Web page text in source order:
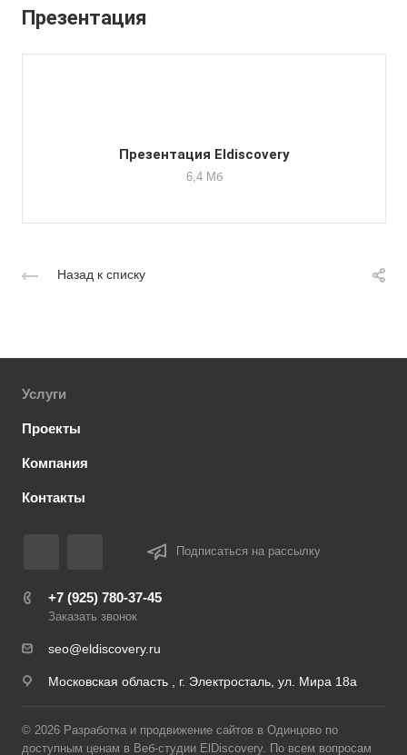
Презентация
Презентация Eldiscovery
6,4 Мб
Назад к списку
Услуги
Проекты
Компания
Контакты
Подписаться на рассылку
+7 (925) 780-37-45
Заказать звонок
seo@eldiscovery.ru
Московская область , г. Электросталь, ул. Мира 18а
© 2026 Разработка и продвижение сайтов в Одинцово по
доступным ценам в Веб-студии ElDiscovery. По всем вопросам